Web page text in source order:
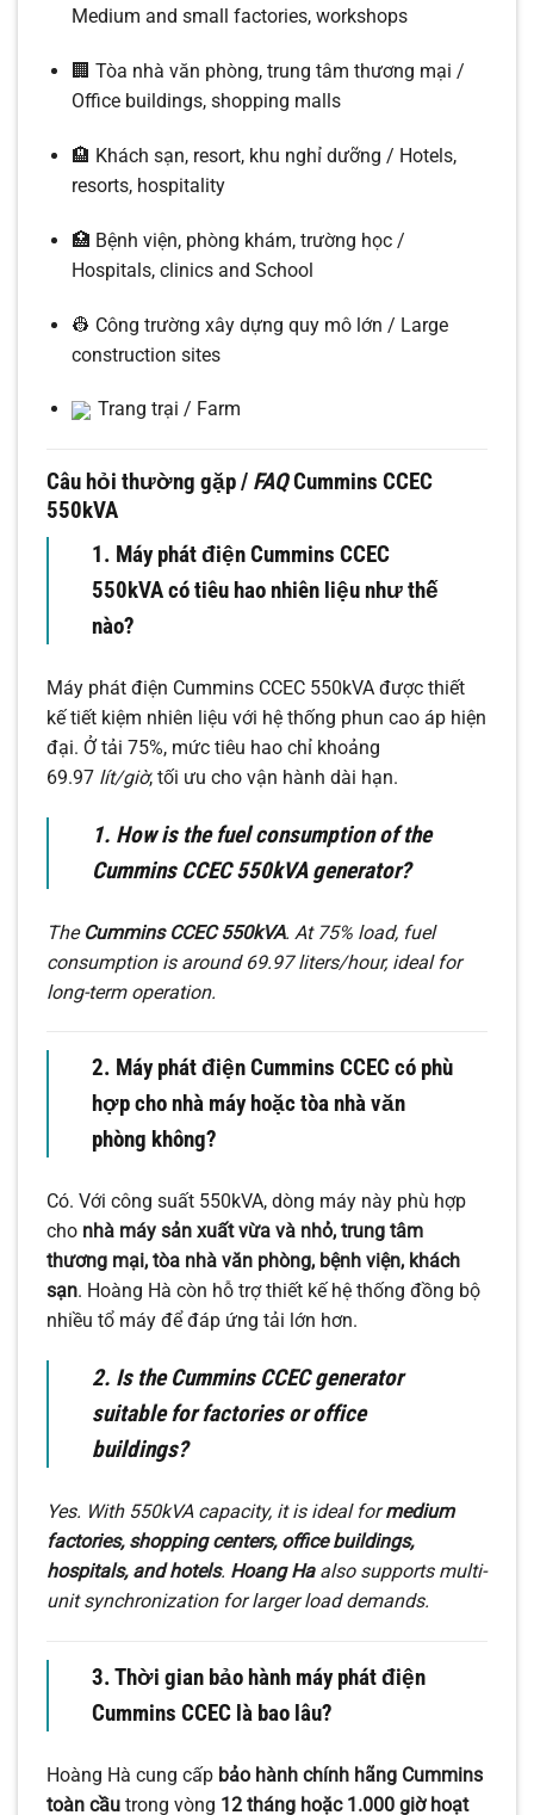
Medium and small factories, workshops
🏢 Tòa nhà văn phòng, trung tâm thương mại /
Office buildings, shopping malls
🏨 Khách sạn, resort, khu nghỉ dưỡng / Hotels,
resorts, hospitality
🏥 Bệnh viện, phòng khám, trường học /
Hospitals, clinics and School
👷 Công trường xây dựng quy mô lớn / Large
construction sites
Trang trại / Farm
Câu hỏi thường gặp / FAQCummins CCEC
550kVA
1. Máy phát điện Cummins CCEC
550kVA có tiêu hao nhiên liệu như thế
nào?
Máy phát điện Cummins CCEC 550kVA được thiết
kế tiết kiệm nhiên liệu với hệ thống phun cao áp hiện
đại. Ở tải 75%, mức tiêu hao chỉ khoảng
69.97 lít/giờ, tối ưu cho vận hành dài hạn.
1. How is the fuel consumption of the
Cummins CCEC 550kVA generator?
The Cummins CCEC 550kVA. At 75% load, fuel
consumption is around 69.97 liters/hour, ideal for
long-term operation.
2. Máy phát điện Cummins CCEC có phù
hợp cho nhà máy hoặc tòa nhà văn
phòng không?
Có. Với công suất 550kVA, dòng máy này phù hợp
cho nhà máy sản xuất vừa và nhỏ, trung tâm
thương mại, tòa nhà văn phòng, bệnh viện, khách
sạn. Hoàng Hà còn hỗ trợ thiết kế hệ thống đồng bộ
nhiều tổ máy để đáp ứng tải lớn hơn.
2. Is the Cummins CCEC generator
suitable for factories or office
buildings?
Yes. With 550kVA capacity, it is ideal formedium
factories, shopping centers, office buildings,
hospitals, and hotels. Hoang Haalso supports multi-
unit synchronization for larger load demands.
3. Thời gian bảo hành máy phát điện
Cummins CCEC là bao lâu?
Hoàng Hà cung cấp bảo hành chính hãng Cummins
toàn cầu trong vòng 12 tháng hoặc 1.000 giờ hoạt